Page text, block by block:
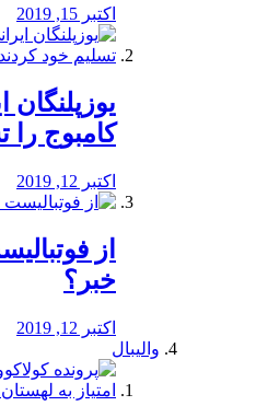
اکتبر 15, 2019
یوزپلنگان
کامبوج را
اکتبر 12, 2019
از
خبر؟
اکتبر 12, 2019
والیبال